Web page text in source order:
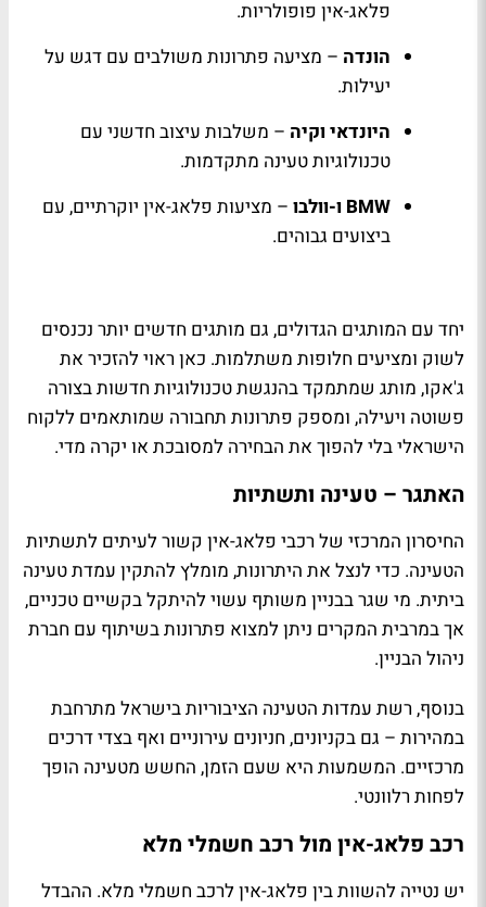
פלאג-אין פופולריות.
הונדה – מציעה פתרונות משולבים עם דגש על
יעילות.
היונדאי וקיה – משלבות עיצוב חדשני עם
טכנולוגיות טעינה מתקדמות.
BMW ו-וולבו
– מציעות פלאג-אין יוקרתיים, עם
ביצועים גבוהים.
יחד עם המותגים הגדולים, גם מותגים חדשים יותר נכנסים
לשוק ומציעים חלופות משתלמות. כאן ראוי להזכיר את
ג'אקו, מותג שמתמקד בהנגשת טכנולוגיות חדשות בצורה
פשוטה ויעילה, ומספק פתרונות תחבורה שמותאמים ללקוח
הישראלי בלי להפוך את הבחירה למסובכת או יקרה מדי.
האתגר – טעינה ותשתיות
החיסרון המרכזי של רכבי פלאג-אין קשור לעיתים לתשתיות
הטעינה. כדי לנצל את היתרונות, מומלץ להתקין עמדת טעינה
ביתית. מי שגר בבניין משותף עשוי להיתקל בקשיים טכניים,
אך במרבית המקרים ניתן למצוא פתרונות בשיתוף עם חברת
ניהול הבניין.
בנוסף, רשת עמדות הטעינה הציבוריות בישראל מתרחבת
במהירות – גם בקניונים, חניונים עירוניים ואף בצדי דרכים
מרכזיים. המשמעות היא שעם הזמן, החשש מטעינה הופך
לפחות רלוונטי.
רכב פלאג-אין מול רכב חשמלי מלא
יש נטייה להשוות בין פלאג-אין לרכב חשמלי מלא. ההבדל